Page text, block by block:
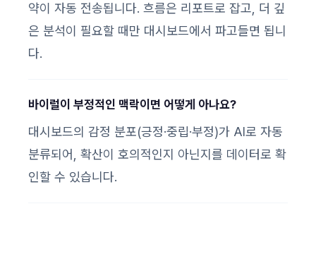
약이 자동 전송됩니다. 흐름은 리포트로 잡고, 더 깊
은 분석이 필요할 때만 대시보드에서 파고들면 됩니
다.
바이럴이 부정적인 맥락이면 어떻게 아나요?
대시보드의 감정 분포(긍정·중립·부정)가 AI로 자동
분류되어, 확산이 호의적인지 아닌지를 데이터로 확
인할 수 있습니다.